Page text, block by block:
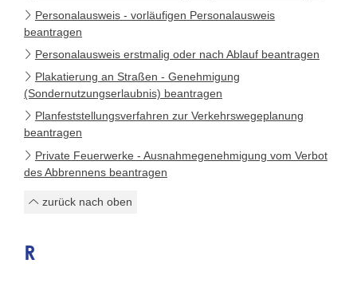
Personalausweis - vorläufigen Personalausweis
beantragen
Personalausweis erstmalig oder nach Ablauf beantragen
Plakatierung an Straßen - Genehmigung
(Sondernutzungserlaubnis) beantragen
Planfeststellungsverfahren zur Verkehrswegeplanung
beantragen
Private Feuerwerke - Ausnahmegenehmigung vom Verbot
des Abbrennens beantragen
zurück nach oben
R